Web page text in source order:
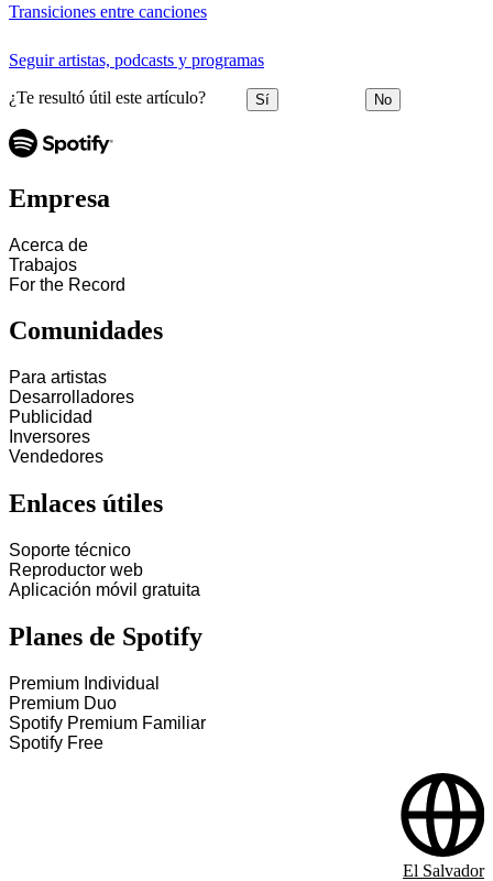
Transiciones entre canciones
Seguir artistas, podcasts y programas
¿Te resultó útil este artículo? Sí No
Empresa
Acerca de
Trabajos
For the Record
Comunidades
Para artistas
Desarrolladores
Publicidad
Inversores
Vendedores
Enlaces útiles
Soporte técnico
Reproductor web
Aplicación móvil gratuita
Planes de Spotify
Premium Individual
Premium Duo
Spotify Premium Familiar
Spotify Free
El Salvador